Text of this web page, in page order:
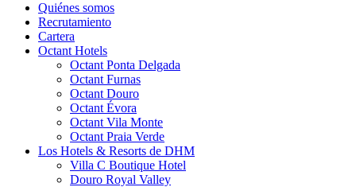
Quiénes somos
Recrutamiento
Cartera
Octant Hotels
Octant Ponta Delgada
Octant Furnas
Octant Douro
Octant Évora
Octant Vila Monte
Octant Praia Verde
Los Hotels & Resorts de DHM
Villa C Boutique Hotel
Douro Royal Valley